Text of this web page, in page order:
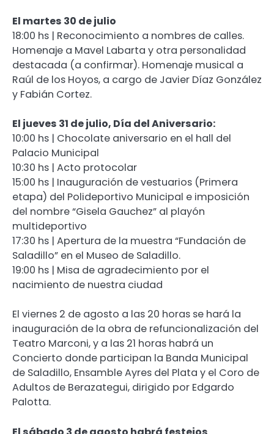
El martes 30 de julio
18:00 hs | Reconocimiento a nombres de calles.
Homenaje a Mavel Labarta y otra personalidad
destacada (a confirmar). Homenaje musical a
Raúl de los Hoyos, a cargo de Javier Díaz González
y Fabián Cortez.
El jueves 31 de julio, Día del Aniversario:
10:00 hs | Chocolate aniversario en el hall del
Palacio Municipal
10:30 hs | Acto protocolar
15:00 hs | Inauguración de vestuarios (Primera
etapa) del Polideportivo Municipal e imposición
del nombre “Gisela Gauchez” al playón
multideportivo
17:30 hs | Apertura de la muestra “Fundación de
Saladillo” en el Museo de Saladillo.
19:00 hs | Misa de agradecimiento por el
nacimiento de nuestra ciudad
El viernes 2 de agosto a las 20 horas se hará la
inauguración de la obra de refuncionalización del
Teatro Marconi, y a las 21 horas habrá un
Concierto donde participan la Banda Municipal
de Saladillo, Ensamble Ayres del Plata y el Coro de
Adultos de Berazategui, dirigido por Edgardo
Palotta.